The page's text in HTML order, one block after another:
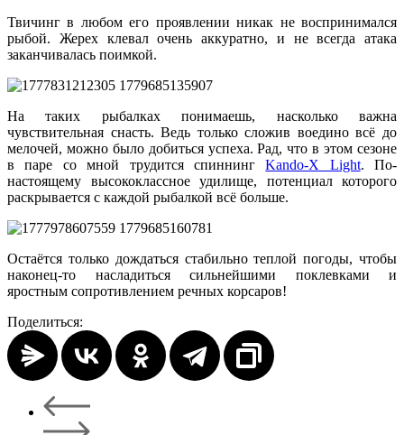
Твичинг в любом его проявлении никак не воспринимался
рыбой. Жерех клевал очень аккуратно, и не всегда атака
заканчивалась поимкой.
На таких рыбалках понимаешь, насколько важна
чувствительная снасть. Ведь только сложив воедино всё до
мелочей, можно было добиться успеха. Рад, что в этом сезоне
в паре со мной трудится спиннингKando-X Light. По-
настоящему высококлассное удилище, потенциал которого
раскрывается с каждой рыбалкой всё больше.
Остаётся только дождаться стабильно теплой погоды, чтобы
наконец-то насладиться сильнейшими поклевками и
яростным сопротивлением речных корсаров!
Поделиться: